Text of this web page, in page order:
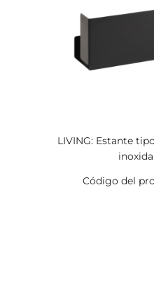
LIVING: Estante
Código del